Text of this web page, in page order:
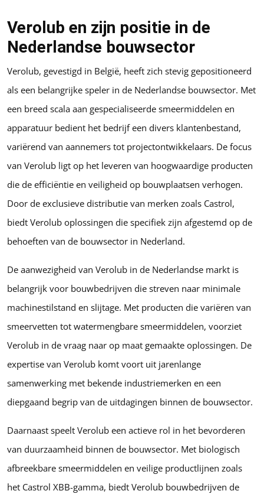
Verolub en zijn positie in de
Nederlandse bouwsector
Verolub, gevestigd in België, heeft zich stevig gepositioneerd
als een belangrijke speler in de Nederlandse bouwsector. Met
een breed scala aan gespecialiseerde smeermiddelen en
apparatuur bedient het bedrijf een divers klantenbestand,
variërend van aannemers tot projectontwikkelaars. De focus
van Verolub ligt op het leveren van hoogwaardige producten
die de efficiëntie en veiligheid op bouwplaatsen verhogen.
Door de exclusieve distributie van merken zoals Castrol,
biedt Verolub oplossingen die specifiek zijn afgestemd op de
behoeften van de bouwsector in Nederland.
De aanwezigheid van Verolub in de Nederlandse markt is
belangrijk voor bouwbedrijven die streven naar minimale
machinestilstand en slijtage. Met producten die variëren van
smeervetten tot watermengbare smeermiddelen, voorziet
Verolub in de vraag naar op maat gemaakte oplossingen. De
expertise van Verolub komt voort uit jarenlange
samenwerking met bekende industriemerken en een
diepgaand begrip van de uitdagingen binnen de bouwsector.
Daarnaast speelt Verolub een actieve rol in het bevorderen
van duurzaamheid binnen de bouwsector. Met biologisch
afbreekbare smeermiddelen en veilige productlijnen zoals
het Castrol XBB-gamma, biedt Verolub bouwbedrijven de